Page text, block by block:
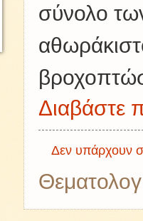
σύνολο
Διαβάστε
Δεν υπάρχουν